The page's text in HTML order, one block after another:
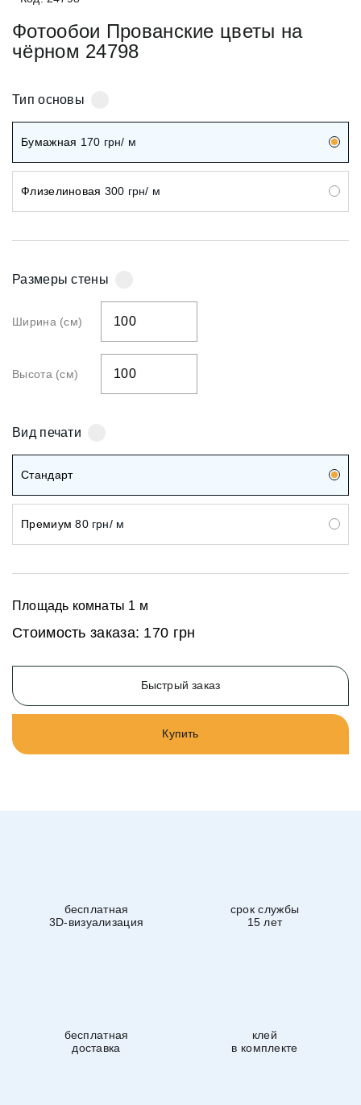
Фотообои Прованские цветы на
чёрном 24798
Тип основы
Бумажная 170 грн/ м
Флизелиновая 300 грн/ м
Размеры стены
Ширина (см)
Высота (см)
Вид печати
Стандарт
Премиум 80 грн/ м
Площадь комнаты 1 м
Стоимость заказа: 170 грн
Быстрый заказ
Купить
бесплатная
3D-визуализация
срок службы
15 лет
бесплатная
доставка
клей
в комплекте